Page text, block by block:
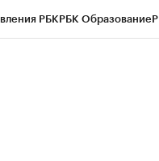
РБКРБК Образование